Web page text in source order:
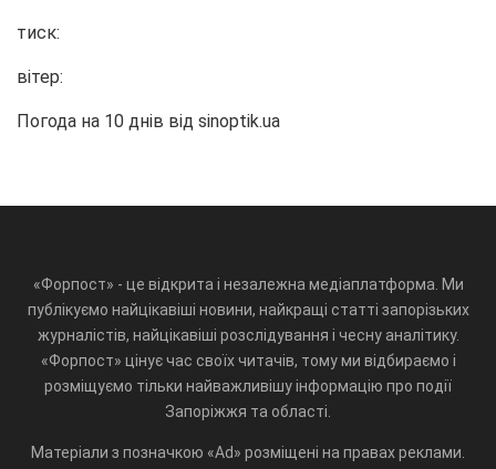
тиск:
вітер:
Погода на 10 днів від sinoptik.ua
«Форпост» - це відкрита і незалежна медіаплатформа. Ми
публікуємо найцікавіші новини, найкращі статті запорізьких
журналістів, найцікавіші розслідування і чесну аналітику.
«Форпост» цінує час своїх читачів, тому ми відбираємо і
розміщуємо тільки найважливішу інформацію про події
Запоріжжя та області.
Матеріали з позначкою «Ad» розміщені на правах реклами.